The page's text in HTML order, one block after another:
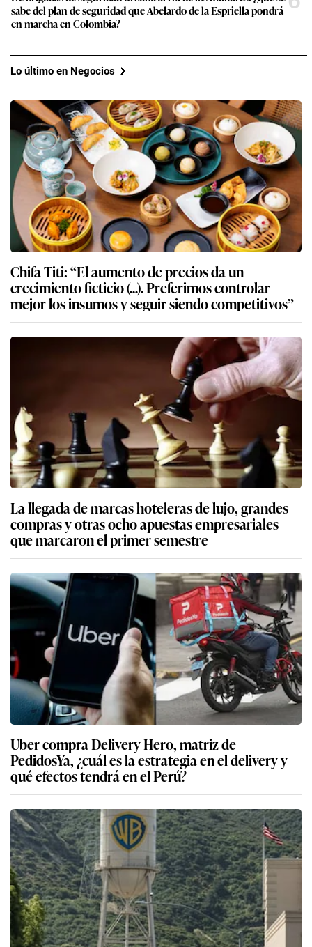
sabe del plan de seguridad que Abelardo de la Espriella pondrá
en marcha en Colombia?
Lo último en Negocios
Chifa Titi: “El aumento de precios da un
crecimiento ficticio (...). Preferimos controlar
mejor los insumos y seguir siendo competitivos”
La llegada de marcas hoteleras de lujo, grandes
compras y otras ocho apuestas empresariales
que marcaron el primer semestre
Uber compra Delivery Hero, matriz de
PedidosYa, ¿cuál es la estrategia en el delivery y
qué efectos tendrá en el Perú?